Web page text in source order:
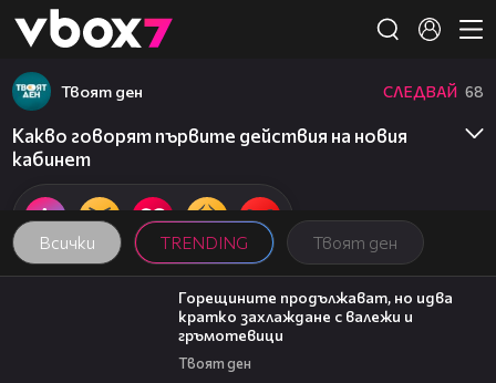
👾
Всички TRENDING Твоят ден
Твоят ден СЛЕДВАЙ 68
Какво говорят първите действия на новия
кабинет
02:31
Горещините продължават, но идва
кратко захлаждане с валежи и
гръмотевици
Твоят ден